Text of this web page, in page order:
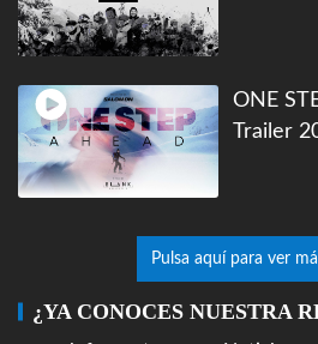
ONE
Trailer
Pulsa aquí para ver
¿YA CONOCES NUESTRA